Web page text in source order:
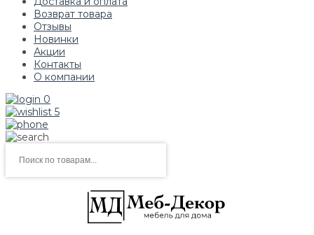
Возврат товара
Отзывы
Новинки
Акции
Контакты
О компании
0
5
товаров